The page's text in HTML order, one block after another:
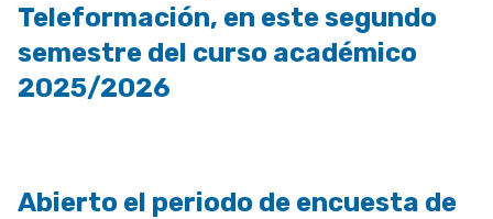
Teleformación, en este segundo
semestre del curso académico
2025/2026
Abierto el periodo de encuesta de